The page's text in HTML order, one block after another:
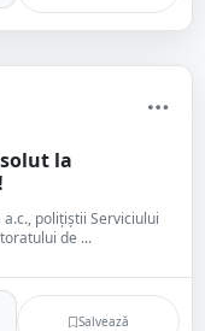
la
polițiștii Serviciului
de ...
Salvează